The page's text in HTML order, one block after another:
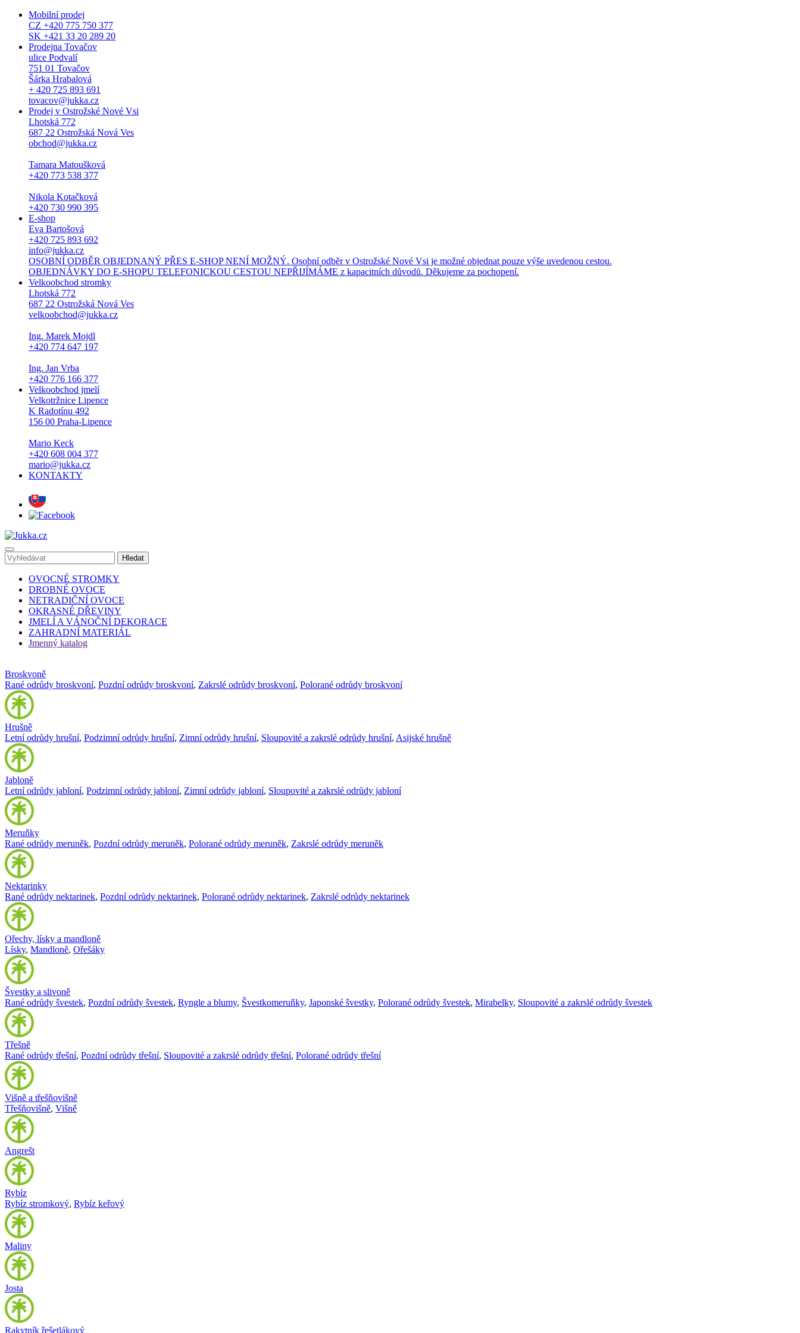
Mobilní prodej
CZ +420 775 750 377
SK +421 33 20 289 20
Prodejna Tovačov
ulice Podvalí
751 01 Tovačov
Šárka Hrabalová
+ 420 725 893 691
tovacov@jukka.cz
Prodej v Ostrožské Nové Vsi
Lhotská 772
687 22 Ostrožská Nová Ves
obchod@jukka.cz
Tamara Matoušková
+420 773 538 377
Nikola Kotačková
+420 730 990 395
E-shop
Eva Bartošová
+420 725 893 692
info@jukka.cz
OSOBNÍ ODBĚR OBJEDNANÝ PŘES E-SHOP NENÍ MOŽNÝ. Osobní odběr v Ostrožské Nové Vsi je možné objednat pouze výše uvedenou cestou.
OBJEDNÁVKY DO E-SHOPU TELEFONICKOU CESTOU NEPŘIJÍMÁME z kapacitních důvodů. Děkujeme za pochopení.
Velkoobchod stromky
Lhotská 772
687 22 Ostrožská Nová Ves
velkoobchod@jukka.cz
Ing. Marek Mojdl
+420 774 647 197
Ing. Jan Vrba
+420 776 166 377
Velkoobchod jmelí
Velkotržnice Lipence
K Radotínu 492
156 00 Praha-Lipence
Mario Keck
+420 608 004 377
mario@jukka.cz
KONTAKTY
OVOCNÉ STROMKY
DROBNÉ OVOCE
NETRADIČNÍ OVOCE
OKRASNÉ DŘEVINY
JMELÍ A VÁNOČNÍ DEKORACE
ZAHRADNÍ MATERIÁL
Jmenný katalog
Broskvoně
Rané odrůdy broskvoní, Pozdní odrůdy broskvoní, Zakrslé odrůdy broskvoní, Polorané odrůdy broskvoní
Hrušně
Letní odrůdy hrušní, Podzimní odrůdy hrušní, Zimní odrůdy hrušní, Sloupovité a zakrslé odrůdy hrušní, Asijské hrušně
Jabloně
Letní odrůdy jabloní, Podzimní odrůdy jabloní, Zimní odrůdy jabloní, Sloupovité a zakrslé odrůdy jabloní
Meruňky
Rané odrůdy meruněk, Pozdní odrůdy meruněk, Polorané odrůdy meruněk, Zakrslé odrůdy meruněk
Nektarinky
Rané odrůdy nektarinek, Pozdní odrůdy nektarinek, Polorané odrůdy nektarinek, Zakrslé odrůdy nektarinek
Ořechy, lísky a mandloně
Lísky, Mandloně, Ořešáky
Švestky a slivoně
Rané odrůdy švestek, Pozdní odrůdy švestek, Ryngle a blumy, Švestkomeruňky, Japonské švestky, Polorané odrůdy švestek, Mirabelky, Sloupovité a zakrslé odrůdy švestek
Třešně
Rané odrůdy třešní, Pozdní odrůdy třešní, Sloupovité a zakrslé odrůdy třešní, Polorané odrůdy třešní
Višně a třešňovišně
Třešňovišně, Višně
Angrešt
Rybíz
Rybíz stromkový, Rybíz keřový
Maliny
Josta
Rakytník řešetlákový